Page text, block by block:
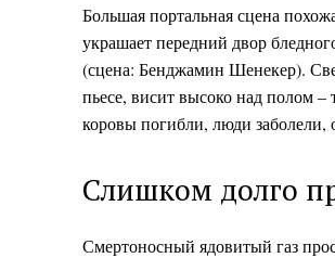
Большая портальная сцена
украшает передний двор
(сцена: Бенджамин Шенекер).
пьесе, висит высоко над полом
коровы погибли, люди заболели,
Слишком долго
Смертоносный ядовитый газ